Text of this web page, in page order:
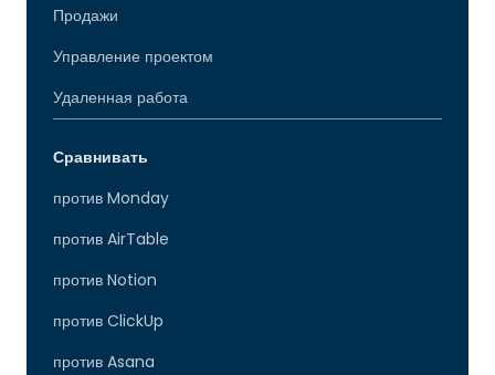
Продажи
Управление проектом
Удаленная работа
Сравнивать
против Monday
против AirTable
против Notion
против ClickUp
против Asana